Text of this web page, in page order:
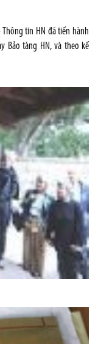
Thông tin HN đã tiến hành
Bảo tàng HN, và theo kế